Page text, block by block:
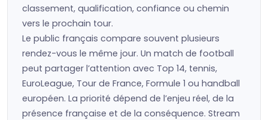
classement, qualification, confiance ou chemin
vers le prochain tour.
Le public français compare souvent plusieurs
rendez-vous le même jour. Un match de football
peut partager l’attention avec Top 14, tennis,
EuroLeague, Tour de France, Formule 1 ou handball
européen. La priorité dépend de l’enjeu réel, de la
présence française et de la conséquence. Stream